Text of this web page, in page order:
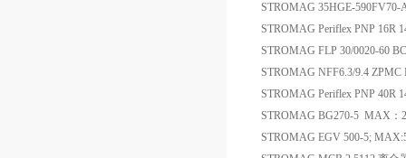
STROMAG 35HGE-
STROMAG Periflex PNP 16R
STROMAG FLP 30/0020-60
STROMAG NFF6.3/9.4 ZPMC
STROMAG Periflex PNP 40R
STROMAG BG270-5 MAX：
STROMAG EGV 500-5;